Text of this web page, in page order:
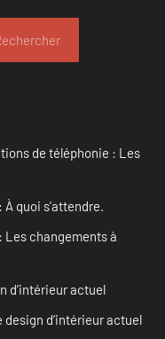
de téléphonie : Les
À quoi s’attendre.
Les changements à
d’intérieur actuel
design d’intérieur actuel